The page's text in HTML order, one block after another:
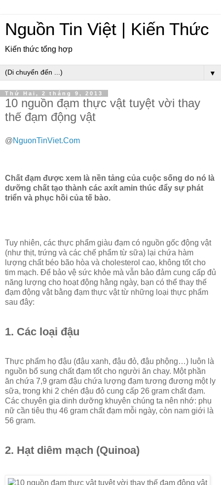
Nguồn Tin Việt | Kiến Thức
Kiến thức tổng hợp
▼
Thứ Hai, 2 tháng 9, 2013
10 nguồn đạm thực vật tuyệt vời thay
thế đạm động vật
@NguonTinViet.Com
Chất đạm được xem là nền tảng của cuộc sống do nó là
dưỡng chất tạo thành các axít amin thúc đẩy sự phát
triển và phục hồi của tế bào.
Tuy nhiên, các thực phẩm giàu đạm có nguồn gốc động vật
(như thịt, trứng và các chế phẩm từ sữa) lại chứa hàm
lượng chất béo bão hòa và cholesterol cao, không tốt cho
tim mạch. Để bảo vệ sức khỏe mà vẫn bảo đảm cung cấp đủ
năng lượng cho hoạt động hằng ngày, bạn có thể thay thế
đạm động vật bằng đạm thực vật từ những loại thực phẩm
sau đây:
1. Các loại đậu
Thực phẩm họ đậu (đậu xanh, đậu đỏ, đậu phộng…) luôn là
nguồn bổ sung chất đạm tốt cho người ăn chay. Một phần
ăn chứa 7,9 gram đậu chứa lượng đạm tương đương một ly
sữa, trong khi 2 chén đậu đỏ cung cấp 26 gram chất đạm.
Các chuyên gia dinh dưỡng khuyên chúng ta nên nhớ: phụ
nữ cần tiêu thụ 46 gram chất đạm mỗi ngày, còn nam giới là
56 gram.
2. Hạt diêm mạch (Quinoa)